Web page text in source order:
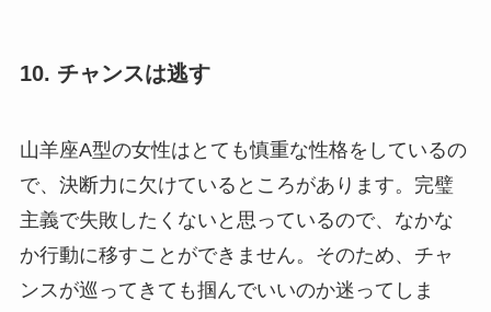
10. チャンスは逃す
山羊座A型の女性はとても慎重な性格をしているの
で、決断力に欠けているところがあります。完璧
主義で失敗したくないと思っているので、なかな
か行動に移すことができません。そのため、チャ
ンスが巡ってきても掴んでいいのか迷ってしま